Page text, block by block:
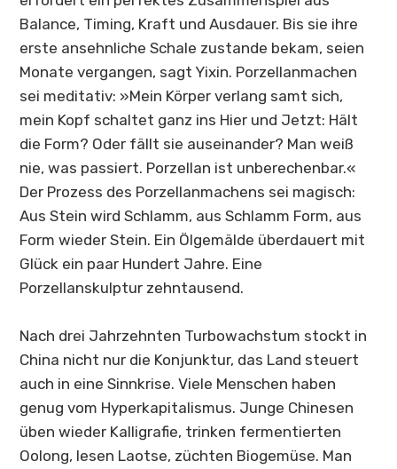
Balance, Timing, Kraft und Ausdauer. Bis sie ihre
erste ansehnliche Schale zustande bekam, seien
Monate vergangen, sagt Yixin. Porzellanmachen
sei meditativ: »Mein Körper verlang samt sich,
mein Kopf schaltet ganz ins Hier und Jetzt: Hält
die Form? Oder fällt sie auseinander? Man weiß
nie, was passiert. Porzellan ist unberechenbar.«
Der Prozess des Porzellanmachens sei magisch:
Aus Stein wird Schlamm, aus Schlamm Form, aus
Form wieder Stein. Ein Ölgemälde überdauert mit
Glück ein paar Hundert Jahre. Eine
Porzellanskulptur zehntausend.
Nach drei Jahrzehnten Turbowachstum stockt in
China nicht nur die Konjunktur, das Land steuert
auch in eine Sinnkrise. Viele Menschen haben
genug vom Hyperkapitalismus. Junge Chinesen
üben wieder Kalligrafie, trinken fermentierten
Oolong, lesen Laotse, züchten Biogemüse. Man